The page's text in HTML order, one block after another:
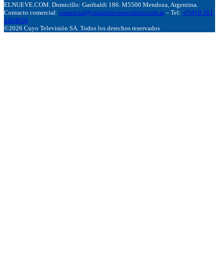
ELNUEVE.COM. Domicillo: Garibaldi 186. M5500 Mendoza, Argentina.
Contacto comercial: comercial@canalnuevemendoza.com.ar – Tel: +(54) 9 261
4204020
©2026 Cuyo Televisión SA. Todos los derechos reservados